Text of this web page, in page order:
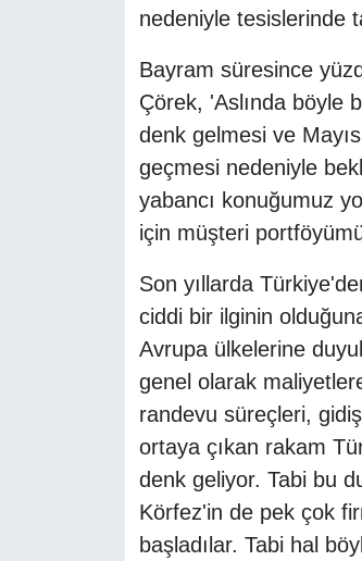
nedeniyle tesislerinde
Bayram süresince
Çörek, 'Aslında böyle
denk gelmesi ve
geçmesi nedeniyle
yabancı konuğumuz
için müşteri
Son yıllarda
ciddi bir ilginin
Avrupa ülkelerine
genel olarak
randevu süreçleri,
ortaya çıkan rakam
denk geliyor. Tabi bu
Körfez'in de pek çok
başladılar. Tabi hal